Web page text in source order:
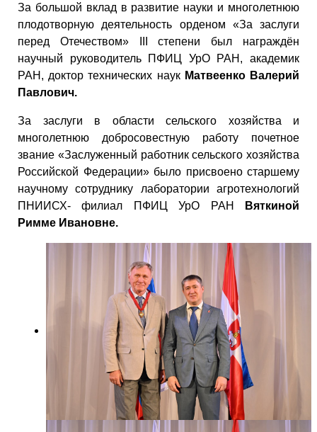
За большой вклад в развитие науки и многолетнюю
плодотворную деятельность орденом «За заслуги
перед Отечеством» III степени был награждён
научный руководитель ПФИЦ УрО РАН, академик
РАН, доктор технических наук Матвеенко Валерий
Павлович.
За заслуги в области сельского хозяйства и
многолетнюю добросовестную работу почетное
звание «Заслуженный работник сельского хозяйства
Российской Федерации» было присвоено старшему
научному сотруднику лаборатории агротехнологий
ПНИИСХ- филиал ПФИЦ УрО РАН
Вяткиной
Римме Ивановне.